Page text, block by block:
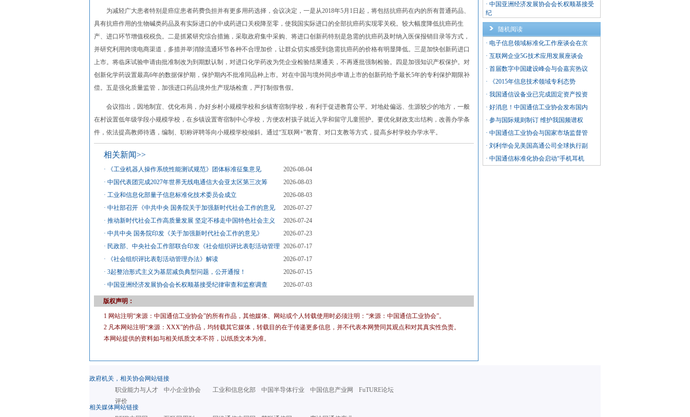
为减轻广大患者特别是癌症患者药费负担并有更多用药选择，会议决定，一是从2018年5月1日起，将包括抗癌药在内的所有普通药品、
具有抗癌作用的生物碱类药品及有实际进口的中成药进口关税降至零，使我国实际进口的全部抗癌药实现零关税。较大幅度降低抗癌药生
产、进口环节增值税税负。二是抓紧研究综合措施，采取政府集中采购、将进口创新药特别是急需的抗癌药及时纳入医保报销目录等方式，
并研究利用跨境电商渠道，多措并举消除流通环节各种不合理加价，让群众切实感受到急需抗癌药的价格有明显降低。三是加快创新药进口
上市。将临床试验申请由批准制改为到期默认制，对进口化学药改为凭企业检验结果通关，不再逐批强制检验。四是加强知识产权保护。对
创新化学药设置最高6年的数据保护期，保护期内不批准同品种上市。对在中国与境外同步申请上市的创新药给予最长5年的专利保护期限补
偿。五是强化质量监管，加强进口药品境外生产现场检查，严打制假售假。
会议指出，因地制宜、优化布局，办好乡村小规模学校和乡镇寄宿制学校，有利于促进教育公平。对地处偏远、生源较少的地方，一般
在村设置低年级学段小规模学校，在乡镇设置寄宿制中心学校，方便农村孩子就近入学和留守儿童照护。要优化财政支出结构，改善办学条
件，依法提高教师待遇，编制、职称评聘等向小规模学校倾斜。通过“互联网+”教育、对口支教等方式，提高乡村学校办学水平。
相关新闻>>
· 《工业机器人操作系统性能测试规范》团体标准征集意见
2026-08-04
· 中国代表团完成2027年世界无线电通信大会亚太区第三次筹
2026-08-03
· 工业和信息化部量子信息标准化技术委员会成立
2026-08-03
· 中社部召开《中共中央 国务院关于加强新时代社会工作的意见
2026-07-27
· 推动新时代社会工作高质量发展 坚定不移走中国特色社会主义
2026-07-24
· 中共中央 国务院印发《关于加强新时代社会工作的意见》
2026-07-23
· 民政部、中央社会工作部联合印发《社会组织评比表彰活动管理 2026-07-17
·
《社会组织评比表彰活动管理办法》解读
2026-07-17
· 3起整治形式主义为基层减负典型问题，公开通报！
2026-07-15
· 中国亚洲经济发展协会会长权顺基接受纪律审查和监察调查 2026-07-03
版权声明：
1 网站注明“来源：中国通信工业协会”的所有作品，其他媒体、网站或个人转载使用时必须注明：“来源：中国通信工业协会”。
2 凡本网站注明“来源：XXX”的作品，均转载其它媒体，转载目的在于传递更多信息，并不代表本网赞同其观点和对其真实性负责。
本网站提供的资料如与相关纸质文本不符，以纸质文本为准。
· 中国亚洲经济发展协会会长权顺基接受
纪
随机阅读
· 电子信息领域标准化工作座谈会在京
· 互联网企业5G技术应用发展座谈会
· 首届数字中国建设峰会与会嘉宾热议
·
《2015年信息技术领域专利态势
· 我国通信设备业已完成固定资产投资
· 好消息！中国通信工业协会发布国内
· 参与国际规则制订 维护我国频谱权
· 中国通信工业协会与国家市场监督管
· 刘利华会见美国高通公司全球执行副
· 中国通信标准化协会启动“手机耳机
政府机关，相关协会网站链接
职业能力与人才
评价
中小企业协会 工业和信息化部 中国半导体行业 中国信息产业网 FuTURE论坛
相关媒体网站链接